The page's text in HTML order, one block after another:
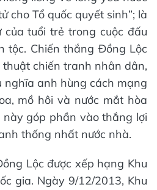
cho Tổ quốc quyết sinh”; là
tuổi trẻ trong cuộc đấu
tộc. Chiến thắng Đồng Lộc
chiến tranh nhân dân,
nghĩa anh hùng cách mạng
mồ hôi và nước mắt hòa
góp phần vào thắng lợi
thống nhất nước nhà.
Lộc được xếp hạng Khu
gia. Ngày 9/12/2013, Khu